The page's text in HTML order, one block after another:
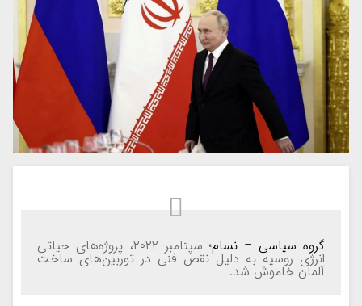
گروه سیاسی – نسام ؛ سپتامبر ۲۰۲۲، پروژه‌های حیاتی
انرژی روسیه به دلیل نقص فنی در توربین‌های ساخت
آلمان خاموش شد.